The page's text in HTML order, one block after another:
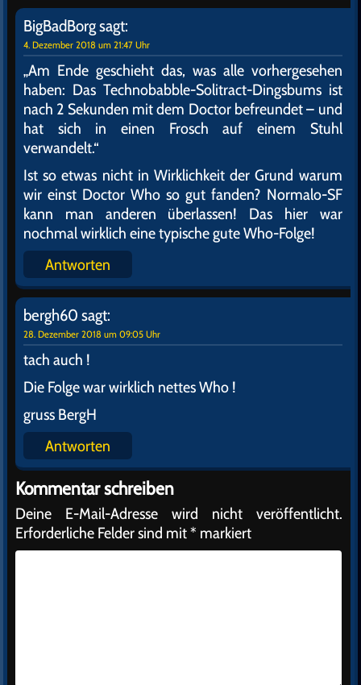
BigBadBorgsagt:
4. Dezember 2018 um 21:47 Uhr
„Am Ende geschieht das, was alle vorhergesehen
haben: Das Technobabble-Solitract-Dingsbums ist
nach 2 Sekunden mit dem Doctor befreundet – und
hat sich in einen Frosch auf einem Stuhl
verwandelt.“
Ist so etwas nicht in Wirklichkeit der Grund warum
wir einst Doctor Who so gut fanden? Normalo-SF
kann man anderen überlassen! Das hier war
nochmal wirklich eine typische gute Who-Folge!
Antworten
bergh60 sagt:
28. Dezember 2018 um 09:05 Uhr
tach auch !
Die Folge war wirklich nettes Who !
gruss BergH
Antworten
Kommentar schreiben
Deine E-Mail-Adresse wird nicht veröffentlicht.
Erforderliche Felder sind mit* markiert